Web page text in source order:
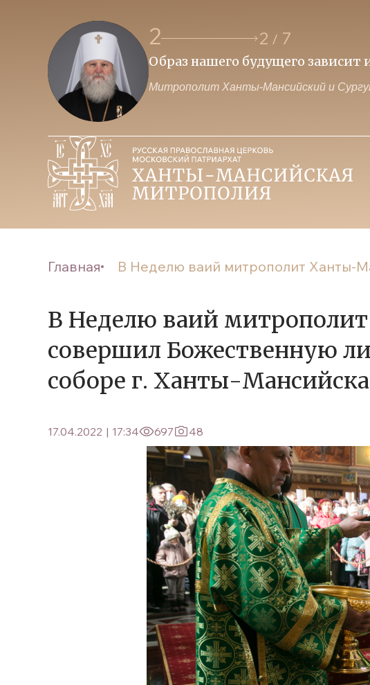
2 2 / 7
и Церкви Образ нашего будущего зависит
Митрополит Ханты-Мансийский и
Главная В Неделю ваий митрополит Ханты-
В Неделю ваий
совершил Божественную
соборе г. Ханты-Мансийска
17.04.2022 | 17:34 697 48